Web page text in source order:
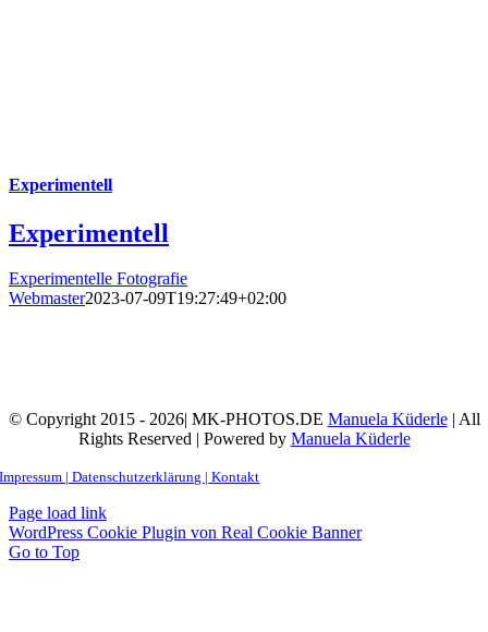
Experimentell
Experimentell
Experimentelle Fotografie
Webmaster2023-07-09T19:27:49+02:00
© Copyright 2015 - 2026| MK-PHOTOS.DE Manuela Küderle| All
Rights Reserved | Powered by Manuela Küderle
Impressum | Datenschutzerklärung | Kontakt
Page load link
WordPress Cookie Plugin von Real Cookie Banner
Go to Top